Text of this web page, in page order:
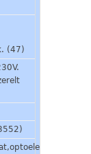
(47)